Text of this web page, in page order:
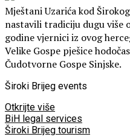
Mještani Uzarića kod
nastavili tradiciju dugu više
godine vjernici iz ovog
Velike Gospe pješice
Čudotvorne Gospe Sinjske.
Široki Brijeg events
Otkrijte više
BiH legal services
Široki Brijeg tourism